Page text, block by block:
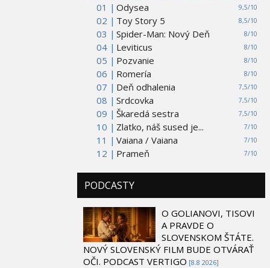
01 | 9,5/10
Odysea
02 |
8,5/10
Toy Story 5
03 |
8/10
Spider-Man: Nový Deň
04 |
8/10
Leviticus
05 |
8/10
Pozvanie
06 |
8/10
Romería
07 |
7,5/10
Deň odhalenia
08 |
7,5/10
Srdcovka
09 |
7,5/10
Škaredá sestra
10 |
7/10
Zlatko, náš sused je...
11 |
7/10
Vaiana / Vaiana
12 |
7/10
Prameň
PODCASTY
O GOLIANOVI, TISOVI
A PRAVDE O
SLOVENSKOM ŠTÁTE.
NOVÝ SLOVENSKÝ FILM BUDE OTVÁRAŤ
OČI. PODCAST VERTIGO [8.8 2026]